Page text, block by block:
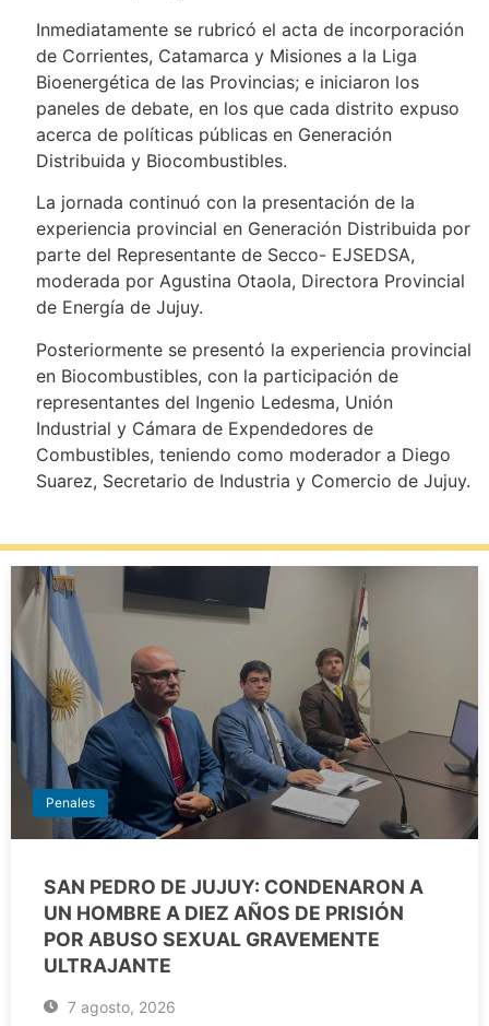
Inmediatamente se rubricó el acta de incorporación
de Corrientes, Catamarca y Misiones a la Liga
Bioenergética de las Provincias; e iniciaron los
paneles de debate, en los que cada distrito expuso
acerca de políticas públicas en Generación
Distribuida y Biocombustibles.
La jornada continuó con la presentación de la
experiencia provincial en Generación Distribuida por
parte del Representante de Secco- EJSEDSA,
moderada por Agustina Otaola, Directora Provincial
de Energía de Jujuy.
Posteriormente se presentó la experiencia provincial
en Biocombustibles, con la participación de
representantes del Ingenio Ledesma, Unión
Industrial y Cámara de Expendedores de
Combustibles, teniendo como moderador a Diego
Suarez, Secretario de Industria y Comercio de Jujuy.
Penales
SAN PEDRO DE JUJUY: CONDENARON A
UN HOMBRE A DIEZ AÑOS DE PRISIÓN
POR ABUSO SEXUAL GRAVEMENTE
ULTRAJANTE
7 agosto, 2026